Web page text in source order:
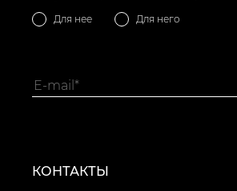
Для нее Для него
КОНТАКТЫ